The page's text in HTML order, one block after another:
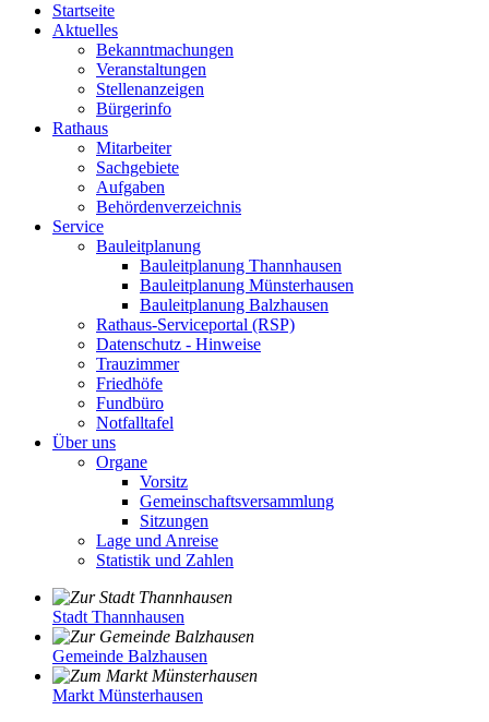
Startseite
Aktuelles
Bekanntmachungen
Veranstaltungen
Stellenanzeigen
Bürgerinfo
Rathaus
Mitarbeiter
Sachgebiete
Aufgaben
Behördenverzeichnis
Service
Bauleitplanung
Bauleitplanung Thannhausen
Bauleitplanung Münsterhausen
Bauleitplanung Balzhausen
Rathaus-Serviceportal (RSP)
Datenschutz - Hinweise
Trauzimmer
Friedhöfe
Fundbüro
Notfalltafel
Über uns
Organe
Vorsitz
Gemeinschaftsversammlung
Sitzungen
Lage und Anreise
Statistik und Zahlen
Stadt Thannhausen
Gemeinde Balzhausen
Markt Münsterhausen